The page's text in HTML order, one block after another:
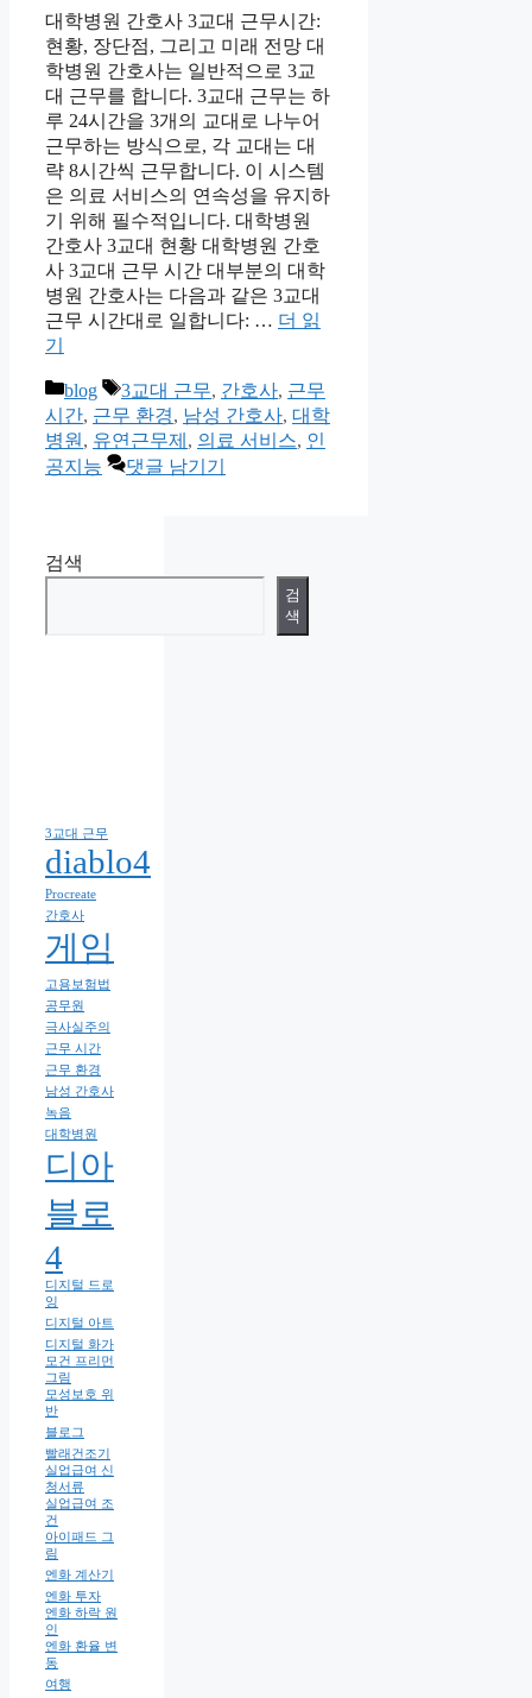
대학병원 간호사 3교대 근무시간:
현황, 장단점, 그리고 미래 전망 대
학병원 간호사는 일반적으로 3교
대 근무를 합니다. 3교대 근무는 하
루 24시간을 3개의 교대로 나누어
근무하는 방식으로, 각 교대는 대
략 8시간씩 근무합니다. 이 시스템
은 의료 서비스의 연속성을 유지하
기 위해 필수적입니다. 대학병원
간호사 3교대 현황 대학병원 간호
사 3교대 근무 시간 대부분의 대학
병원 간호사는 다음과 같은 3교대
근무 시간대로 일합니다: … 더 읽
기
카
테
고
리
blog
태
그
3교대 근무, 간호사, 근무
시간, 근무 환경, 남성 간호사, 대학
병원 , 유연근무제 , 의료 서비스, 인
공지능
댓글 남기기
검색
검
색
3교대 근무
diablo4
Procreate
간호사
게임
고용보험법
공무원
극사실주의
근무 시간
근무 환경
남성 간호사
녹음
대학병원
디아
블로
4
디지털 드로
잉
디지털 아트
디지털 화가
모건 프리먼
그림
모성보호 위
반
블로그
빨래건조기
실업급여 신
청서류
실업급여 조
건
아이패드 그
림
엔화 계산기
엔화 투자
엔화 하락 원
인
엔화 환율 변
동
여행